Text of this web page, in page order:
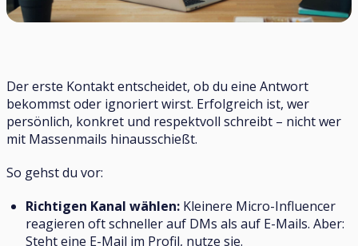
Der erste Kontakt entscheidet, ob du eine Antwort
bekommst oder ignoriert wirst. Erfolgreich ist, wer
persönlich, konkret und respektvoll schreibt – nicht wer
mit Massenmails hinausschießt.
So gehst du vor:
Richtigen Kanal wählen: Kleinere Micro-Influencer
reagieren oft schneller auf DMs als auf E-Mails. Aber:
Steht eine E-Mail im Profil, nutze sie.